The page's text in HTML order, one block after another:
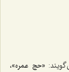
«حج عمره»،